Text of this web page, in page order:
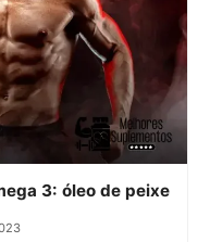
3: óleo de peixe